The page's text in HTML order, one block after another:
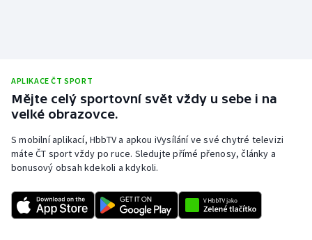
APLIKACE ČT SPORT
Mějte celý sportovní svět vždy u sebe i na
velké obrazovce.
S mobilní aplikací, HbbTV a apkou iVysílání ve své chytré televizi
máte ČT sport vždy po ruce. Sledujte přímé přenosy, články a
bonusový obsah kdekoli a kdykoli.